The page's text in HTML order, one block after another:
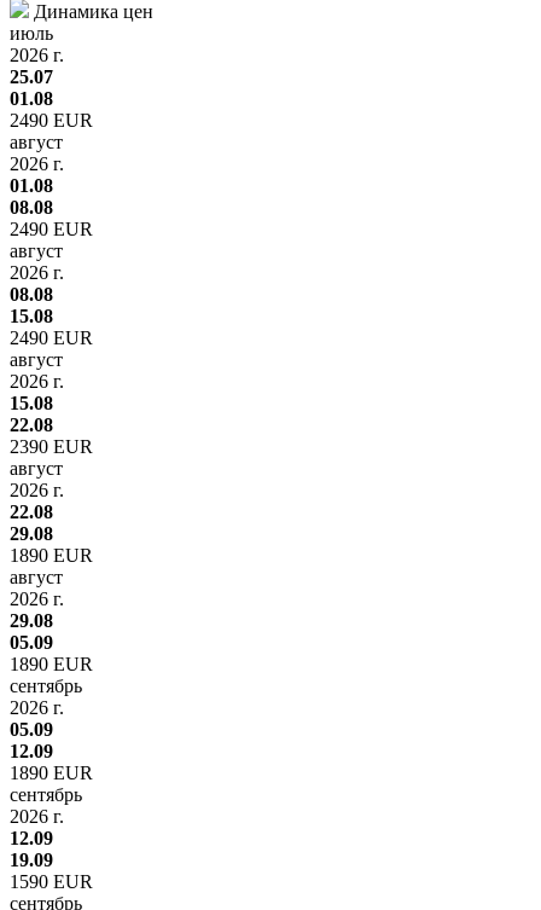
Динамика цен
июль
2026 г.
25.07
01.08
2490 EUR
август
2026 г.
01.08
08.08
2490 EUR
август
2026 г.
08.08
15.08
2490 EUR
август
2026 г.
15.08
22.08
2390 EUR
август
2026 г.
22.08
29.08
1890 EUR
август
2026 г.
29.08
05.09
1890 EUR
сентябрь
2026 г.
05.09
12.09
1890 EUR
сентябрь
2026 г.
12.09
19.09
1590 EUR
сентябрь